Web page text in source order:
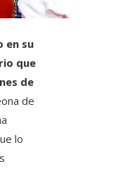
en su
que
de
de
lo